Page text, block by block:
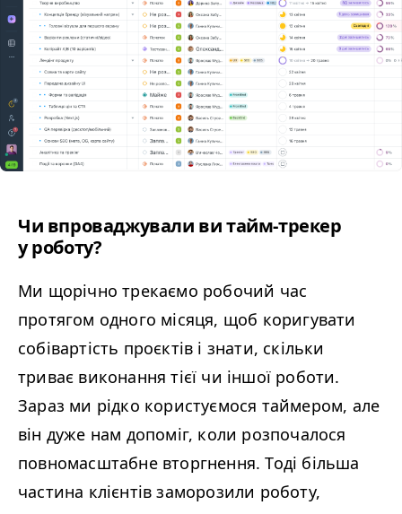
Чи впроваджували ви тайм-трекер
у роботу?
Ми щорічно трекаємо робочий час
протягом одного місяця, щоб коригувати
собівартість проєктів і знати, скільки
триває виконання тієї чи іншої роботи.
Зараз ми рідко користуємося таймером, але
він дуже нам допоміг, коли розпочалося
повномасштабне вторгнення. Тоді більша
частина клієнтів заморозили роботу,